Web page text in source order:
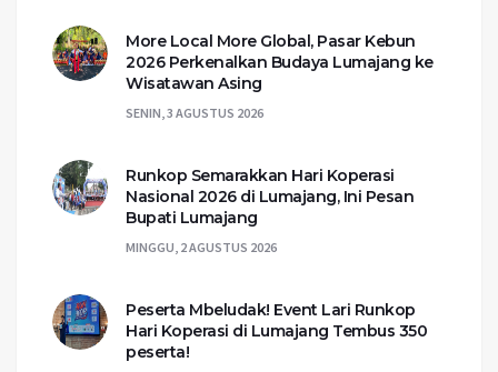
More Local More Global, Pasar Kebun
2026 Perkenalkan Budaya Lumajang ke
Wisatawan Asing
SENIN, 3 AGUSTUS 2026
Runkop Semarakkan Hari Koperasi
Nasional 2026 di Lumajang, Ini Pesan
Bupati Lumajang
MINGGU, 2 AGUSTUS 2026
Peserta Mbeludak! Event Lari Runkop
Hari Koperasi di Lumajang Tembus 350
peserta!